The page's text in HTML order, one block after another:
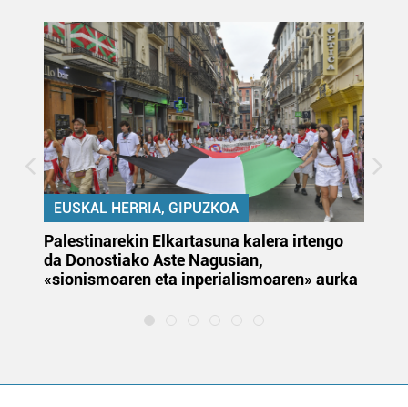
EUSKAL HERRIA, GIPUZKOA
Palestinarekin Elkartasuna kalera irtengo
da Donostiako Aste Nagusian,
«sionismoaren eta inperialismoaren» aurka